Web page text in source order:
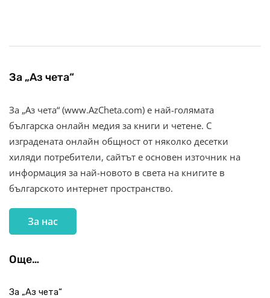
За „Аз чета“
За „Аз чета“ (www.AzCheta.com) е най-голямата
българска онлайн медия за книги и четене. С
изградената онлайн общност от няколко десетки
хиляди потребители, сайтът е основен източник на
информация за най-новото в света на книгите в
българското интернет пространство.
За нас
Още…
За „Аз чета“